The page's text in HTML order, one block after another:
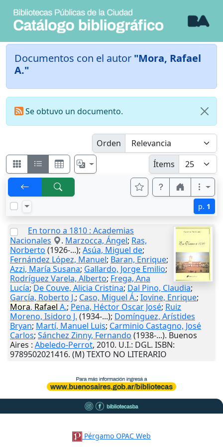
Documentos con el autor "Mora, Rafael
A."
Se obtuvo un documento.
Orden
Ítems
p. 1
En torno a 1810 : Academias
Nacionales
. Marzocca, Ángel; Ras,
Norberto (1926-...); Asúa, Miguel de;
Fernández López, Manuel; Baran, Enrique;
Azzi, María Susana; Gallardo, Jorge Emilio;
Rodríguez Varela, Alberto; Frega, Ana
Lucía; De Couve, Alicia Cristina; Dal Pino, Claudia;
García, Roberto J.; Caso, Miguel Á.; Iovine, Enrique;
Mora, Rafael A.; Pena, Héctor Oscar José; Ruiz
Moreno, Isidoro J. (1934-...); Domínguez, Arístides
Bryan; Martí, Manuel Luis; Carminio Castagno, José
Carlos; Sánchez Zinny, Fernando (1938-...). Buenos
Aires : Abeledo-Perrot, 2010. U.I.: DGL. ISBN:
9789502021416. (M) TEXTO NO LITERARIO
Pérgamo OPAC Web